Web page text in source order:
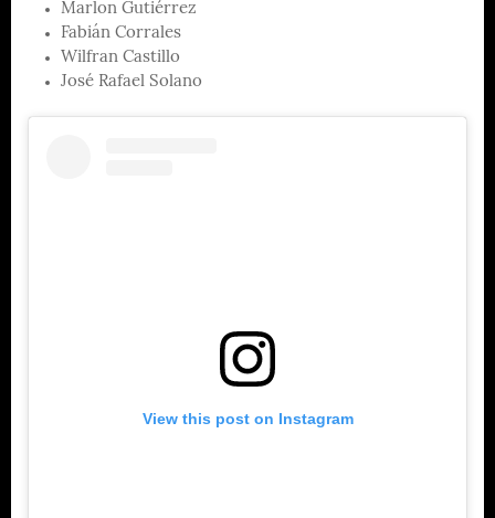
Marlon Gutiérrez
Fabián Corrales
Wilfran Castillo
José Rafael Solano
View this post on Instagram